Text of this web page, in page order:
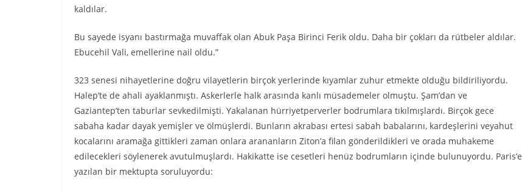
kaldılar.
Bu sayede isyanı bastırmağa muvaffak olan Abuk Paşa Birinci Ferik oldu. Daha bir çokları da rütbeler aldılar.
Ebucehil Vali, emellerine nail oldu.”
323 senesi nihayetlerine doğru vilayetlerin birçok yerlerinde kıyamlar zuhur etmekte olduğu bildiriliyordu.
Halep’te de ahali ayaklanmıştı. Askerlerle halk arasında kanlı müsademeler olmuştu. Şam’dan ve
Gaziantep’ten taburlar sevkedilmişti. Yakalanan hürriyetperverler bodrumlara tıkılmışlardı. Birçok gece
sabaha kadar dayak yemişler ve ölmüşlerdi. Bunların akrabası ertesi sabah babalarını, kardeşlerini veyahut
kocalarını aramağa gittikleri zaman onlara arananların Ziton’a filan gönderildikleri ve orada muhakeme
edilecekleri söylenerek avutulmuşlardı. Hakikatte ise cesetleri henüz bodrumların içinde bulunuyordu. Paris’e
yazılan bir mektupta soruluyordu: